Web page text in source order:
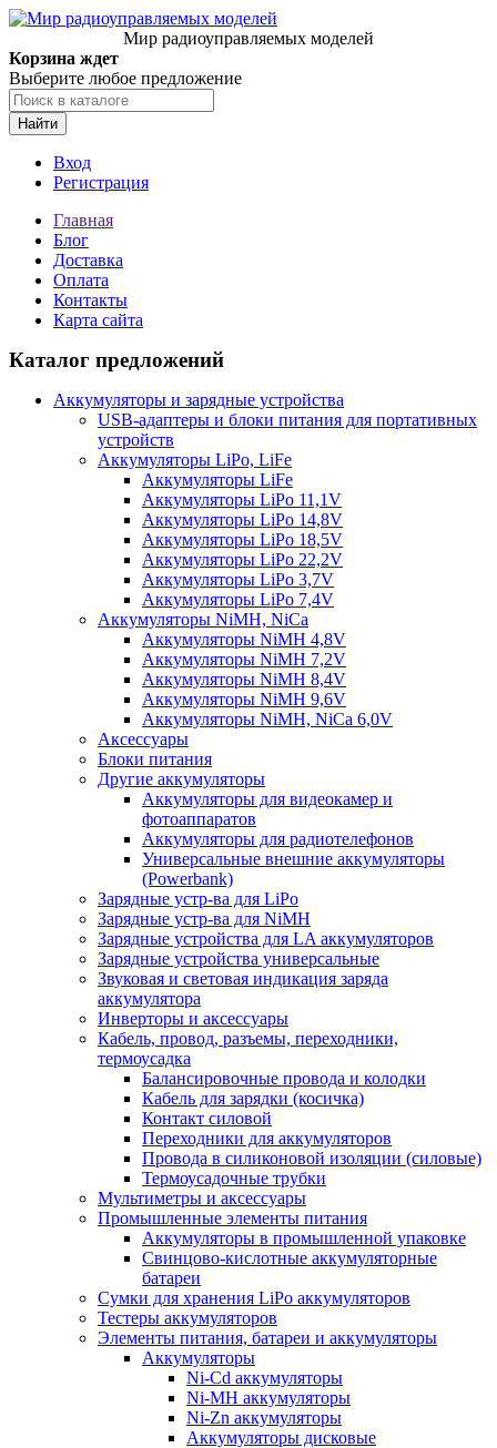
Мир радиоуправляемых моделей
Корзина ждет
Выберите любое предложение
Найти
Вход
Регистрация
Главная
Блог
Доставка
Оплата
Контакты
Карта сайта
Каталог предложений
Аккумуляторы и зарядные устройства
USB-адаптеры и блоки питания для портативных
устройств
Аккумуляторы LiPo, LiFe
Аккумуляторы LiFe
Аккумуляторы LiPo 11,1V
Аккумуляторы LiPo 14,8V
Аккумуляторы LiPo 18,5V
Аккумуляторы LiPo 22,2V
Аккумуляторы LiPo 3,7V
Аккумуляторы LiPo 7,4V
Аккумуляторы NiMH, NiCa
Аккумуляторы NiMH 4,8V
Аккумуляторы NiMH 7,2V
Аккумуляторы NiMH 8,4V
Аккумуляторы NiMH 9,6V
Аккумуляторы NiMH, NiCa 6,0V
Аксессуары
Блоки питания
Другие аккумуляторы
Аккумуляторы для видеокамер и
фотоаппаратов
Аккумуляторы для радиотелефонов
Универсальные внешние аккумуляторы
(Powerbank)
Зарядные устр-ва для LiPo
Зарядные устр-ва для NiMH
Зарядные устройства для LA аккумуляторов
Зарядные устройства универсальные
Звуковая и световая индикация заряда
аккумулятора
Инверторы и аксессуары
Кабель, провод, разъемы, переходники,
термоусадка
Балансировочные провода и колодки
Кабель для зарядки (косичка)
Контакт силовой
Переходники для аккумуляторов
Провода в силиконовой изоляции (силовые)
Термоусадочные трубки
Мультиметры и аксессуары
Промышленные элементы питания
Аккумуляторы в промышленной упаковке
Свинцово-кислотные аккумуляторные
батареи
Сумки для хранения LiPo аккумуляторов
Тестеры аккумуляторов
Элементы питания, батареи и аккумуляторы
Аккумуляторы
Ni-Cd аккумуляторы
Ni-MH аккумуляторы
Ni-Zn аккумуляторы
Аккумуляторы дисковые